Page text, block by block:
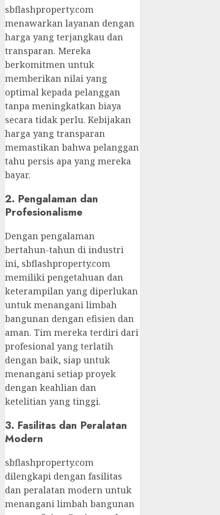
sbflashproperty.com
menawarkan layanan dengan
harga yang terjangkau dan
transparan. Mereka
berkomitmen untuk
memberikan nilai yang
optimal kepada pelanggan
tanpa meningkatkan biaya
secara tidak perlu. Kebijakan
harga yang transparan
memastikan bahwa pelanggan
tahu persis apa yang mereka
bayar.
2. Pengalaman dan
Profesionalisme
Dengan pengalaman
bertahun-tahun di industri
ini, sbflashproperty.com
memiliki pengetahuan dan
keterampilan yang diperlukan
untuk menangani limbah
bangunan dengan efisien dan
aman. Tim mereka terdiri dari
profesional yang terlatih
dengan baik, siap untuk
menangani setiap proyek
dengan keahlian dan
ketelitian yang tinggi.
3. Fasilitas dan Peralatan
Modern
sbflashproperty.com
dilengkapi dengan fasilitas
dan peralatan modern untuk
menangani limbah bangunan